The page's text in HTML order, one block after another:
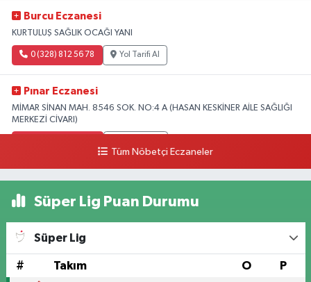
Burcu Eczanesi
KURTULUŞ SAĞLIK OCAĞI YANI
0 (328) 812 56 78 Yol Tarifi Al
Pınar Eczanesi
MİMAR SİNAN MAH. 8546 SOK. NO:4 A (HASAN KESKİNER AİLE SAĞLIĞI
MERKEZİ CİVARI)
Tüm Nöbetçi Eczaneler
Süper Lig Puan Durumu
Süper Lig
# Takım O P